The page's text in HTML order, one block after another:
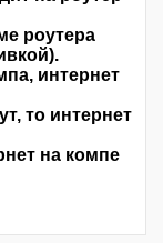
роутера
интернет
то интернет
на компе